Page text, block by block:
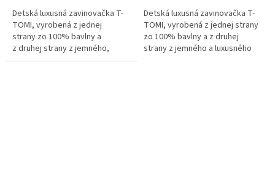
Detská luxusná zavinovačka T-
TOMI, vyrobená z jednej
strany zo 100% bavlny a
z druhej strany z jemného,
hrejivého a luxusného materiálu
Detská luxusná zavinovačka T-
TOMI, vyrobená z jednej strany
zo 100% bavlny a z druhej
strany z jemného a luxusného